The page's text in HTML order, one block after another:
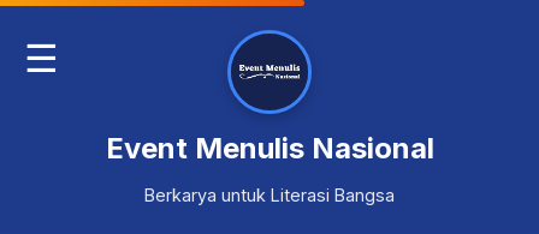
☰
Event Menulis Nasional
Berkarya untuk Literasi Bangsa